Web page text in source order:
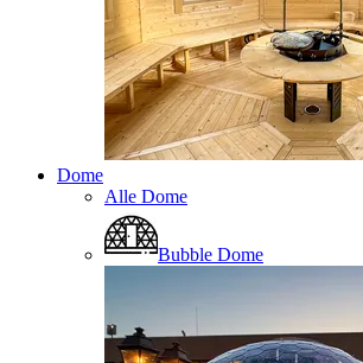
Dome
Alle Dome
Bubble Dome